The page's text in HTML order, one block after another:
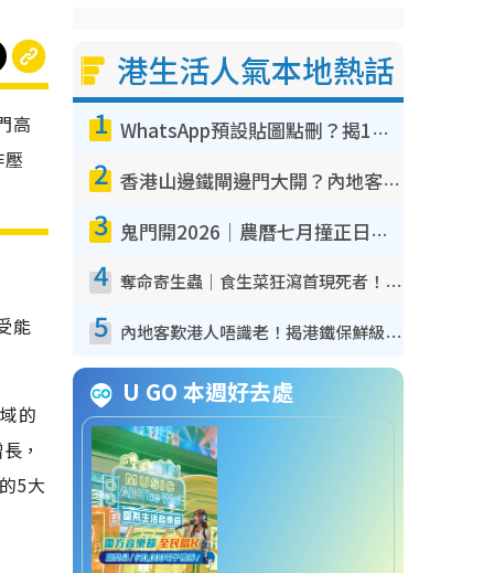
高
能
的
，
5大
港生活人氣本地熱話
1 WhatsApp預設貼圖點刪？揭1招「反向操作」還原簡潔介面 附3步實測教學
2 香港山邊鐵閘邊門大開？內地客困惑意義何在！網民神回覆：呢種叫法理性防禦
3 鬼門開2026｜農曆七月撞正日全食特別邪？專家警告切忌做一事！揭4大禁忌+2招保平安
4 奪命寄生蟲｜食生菜狂瀉首現死者！疫潮惡化錄1.8萬宗病例 揭洗菜3大謬誤
5 內地客歎港人唔識老！揭港鐵保鮮級冷氣 港人求放過：咪投訴
U GO 本週好去處